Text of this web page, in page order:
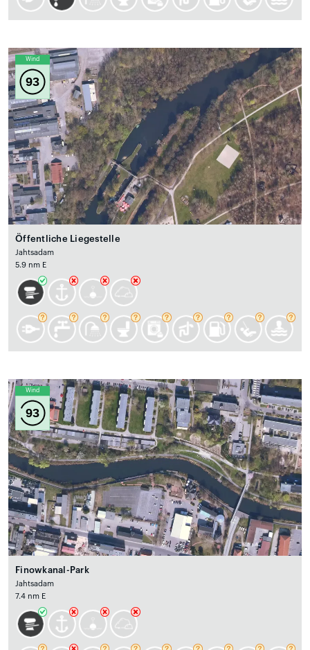
Wind
93
Öffentliche Liegestelle
Jahtsadam
5.9 nm E
Wind
93
Finowkanal-Park
Jahtsadam
7.4 nm E